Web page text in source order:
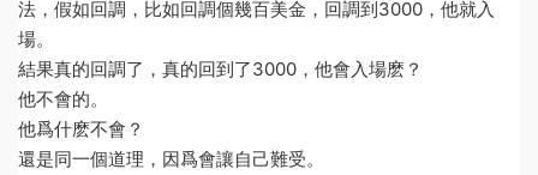
法，假如回調，比如回調個幾百美金，回調到3000，他就入
場。
結果真的回調了，真的回到了3000，他會入場麽？
他不會的。
他爲什麽不會？
還是同一個道理，因爲會讓自己難受。